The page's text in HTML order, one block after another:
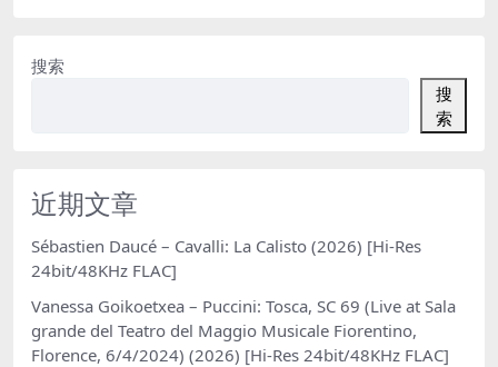
搜索
搜
索
近期文章
Sébastien Daucé – Cavalli: La Calisto (2026) [Hi-Res
24bit/48KHz FLAC]
Vanessa Goikoetxea – Puccini: Tosca, SC 69 (Live at Sala
grande del Teatro del Maggio Musicale Fiorentino,
Florence, 6/4/2024) (2026) [Hi-Res 24bit/48KHz FLAC]